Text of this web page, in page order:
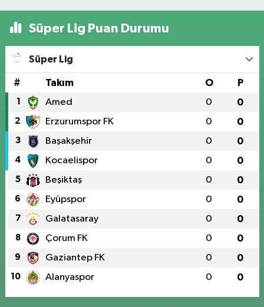
Süper Lig Puan Durumu
Süper Lig
# Takım O P
1 Amed 0 0
2 Erzurumspor FK 0 0
3 Başakşehir 0 0
4 Kocaelispor 0 0
5 Beşiktaş 0 0
6 Eyüpspor 0 0
7 Galatasaray 0 0
8 Çorum FK 0 0
9 Gaziantep FK 0 0
10 Alanyaspor 0 0